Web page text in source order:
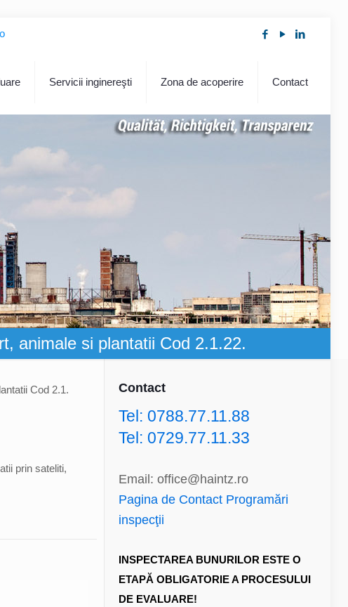
Servicii inginereşti Zona de acoperire Contact
animale si plantatii Cod 2.1.22.
Cod 2.1.
prin sateliti,
Contact
Tel: 0788.77.11.88
Tel: 0729.77.11.33
Email: office@haintz.ro
Pagina de Contact Programări
inspecţii
INSPECTAREA BUNURILOR ESTE O
ETAPĂ OBLIGATORIE A PROCESULUI
DE EVALUARE!